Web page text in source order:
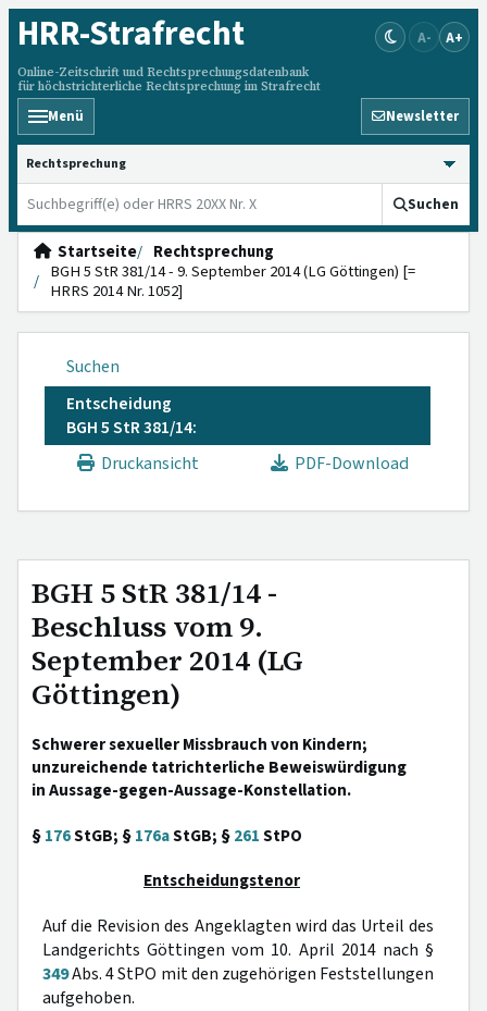
HRR-Strafrecht
Online-Zeitschrift und Rechtsprechungsdatenbank
für höchstrichterliche Rechtsprechung im Strafrecht
A- A+
Menü Newsletter
HRRS durchsuchen
Suchen
Startseite
Rechtsprechung
BGH 5 StR 381/14 - 9. September 2014 (LG Göttingen) [=
HRRS 2014 Nr. 1052]
Suchen
Entscheidung
BGH 5 StR 381/14:
Druckansicht
PDF-Download
BGH 5 StR 381/14 -
Beschluss vom 9.
September 2014 (LG
Göttingen)
Schwerer sexueller Missbrauch von Kindern;
unzureichende tatrichterliche Beweiswürdigung
in Aussage-gegen-Aussage-Konstellation.
§176StGB; §176aStGB; §261StPO
Entscheidungstenor
Auf die Revision des Angeklagten wird das Urteil des
Landgerichts Göttingen vom 10. April 2014 nach §
349Abs. 4 StPO mit den zugehörigen Feststellungen
aufgehoben.